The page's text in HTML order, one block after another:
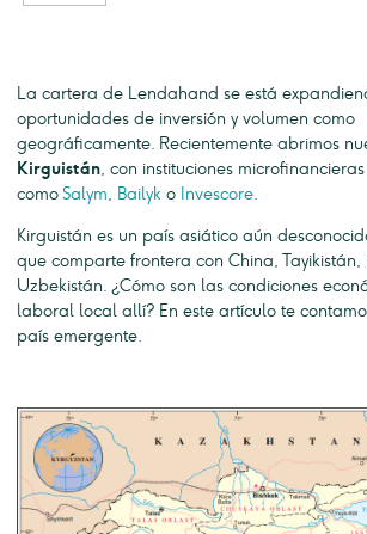
La cartera de Lendahand se está
oportunidades de inversión y volumen como
geográficamente. Recientemente abrimos
Kirguistán, con instituciones microfinancieras
comoSalym, Bailyk o Invescore.
Kirguistán es un país asiático aún
que comparte frontera con China, Tayikistán,
Uzbekistán. ¿Cómo son las condiciones
laboral local allí? En este artículo te
país emergente.